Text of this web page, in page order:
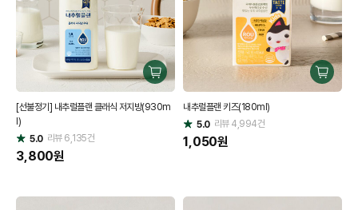
구
매
하
[선불정기] 내추럴플랜 클래식 저지방(930m
l)
별
점
5.0 리뷰6,135건
3,800원
구
매
내추럴플랜 키즈(180ml)
별
점
5.0 리뷰4,994건
1,050원